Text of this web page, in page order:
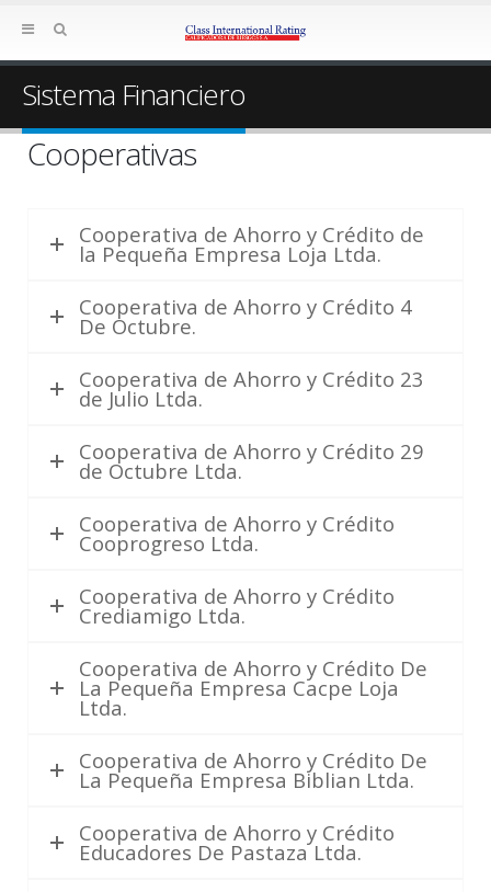
Sistema Financiero
Cooperativas
Cooperativa de Ahorro y Crédito de
la Pequeña Empresa Loja Ltda.
Cooperativa de Ahorro y Crédito 4
De Octubre.
Cooperativa de Ahorro y Crédito 23
de Julio Ltda.
Cooperativa de Ahorro y Crédito 29
de Octubre Ltda.
Cooperativa de Ahorro y Crédito
Cooprogreso Ltda.
Cooperativa de Ahorro y Crédito
Crediamigo Ltda.
Cooperativa de Ahorro y Crédito De
La Pequeña Empresa Cacpe Loja
Ltda.
Cooperativa de Ahorro y Crédito De
La Pequeña Empresa Biblian Ltda.
Cooperativa de Ahorro y Crédito
Educadores De Pastaza Ltda.